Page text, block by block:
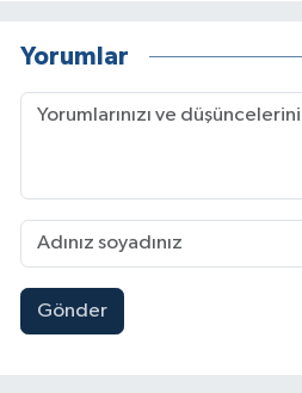
Yorumlar
Gönder